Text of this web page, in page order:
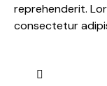
reprehenderit.
consectetur